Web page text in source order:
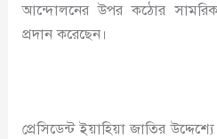
আন্দোলনের উপর কঠোর সামরিক
প্রদান করেছেন।
প্রেসিডেন্ট ইয়াহিয়া জাতির